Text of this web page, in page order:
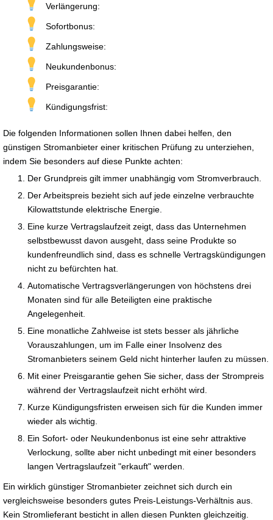
Verlängerung:
Sofortbonus:
Zahlungsweise:
Neukundenbonus:
Preisgarantie:
Kündigungsfrist:
Die folgenden Informationen sollen Ihnen dabei helfen, den
günstigen Stromanbieter einer kritischen Prüfung zu unterziehen,
indem Sie besonders auf diese Punkte achten:
Der Grundpreis gilt immer unabhängig vom Stromverbrauch.
Der Arbeitspreis bezieht sich auf jede einzelne verbrauchte
Kilowattstunde elektrische Energie.
Eine kurze Vertragslaufzeit zeigt, dass das Unternehmen
selbstbewusst davon ausgeht, dass seine Produkte so
kundenfreundlich sind, dass es schnelle Vertragskündigungen
nicht zu befürchten hat.
Automatische Vertragsverlängerungen von höchstens drei
Monaten sind für alle Beteiligten eine praktische
Angelegenheit.
Eine monatliche Zahlweise ist stets besser als jährliche
Vorauszahlungen, um im Falle einer Insolvenz des
Stromanbieters seinem Geld nicht hinterher laufen zu müssen.
Mit einer Preisgarantie gehen Sie sicher, dass der Strompreis
während der Vertragslaufzeit nicht erhöht wird.
Kurze Kündigungsfristen erweisen sich für die Kunden immer
wieder als wichtig.
Ein Sofort- oder Neukundenbonus ist eine sehr attraktive
Verlockung, sollte aber nicht unbedingt mit einer besonders
langen Vertragslaufzeit "erkauft" werden.
Ein wirklich günstiger Stromanbieter zeichnet sich durch ein
vergleichsweise besonders gutes Preis-Leistungs-Verhältnis aus.
Kein Stromlieferant besticht in allen diesen Punkten gleichzeitig.